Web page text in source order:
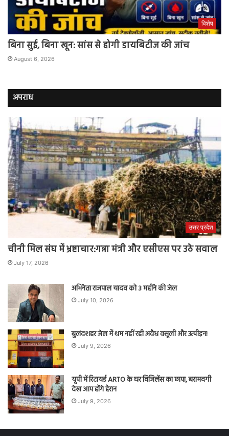
विशेष
बिना सुई, बिना खून: सांस से होगी डायबिटीज की जांच
August 6, 2026
अपराध
उत्तर प्रदेश
चीनी मिल संघ में भ्रष्टाचार:गन्ना मंत्री और एसीएस पर उठे सवाल
July 17, 2026
अभिनेता राजपाल यादव को 3 महीने की जेल
July 10, 2026
बुलंदशहर जेल में थम नहीं रही अवैध वसूली और उत्पीड़न!
July 9, 2026
यूपी में रिटायर्ड ARTO के घर विजिलेंस का छापा, बरामदगी
देख आप होंगे हैरान
July 9, 2026